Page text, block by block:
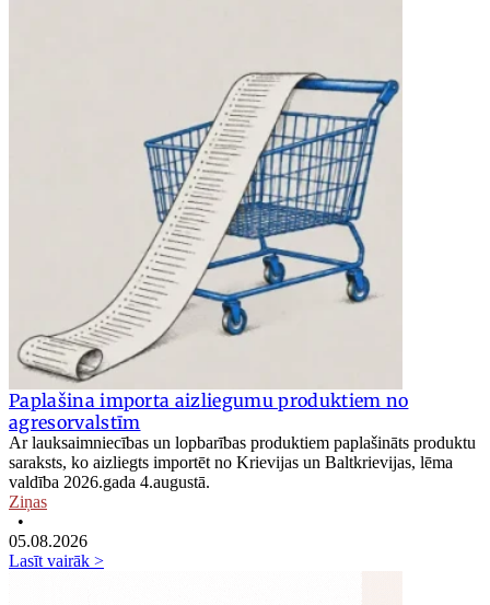
Paplašina importa aizliegumu produktiem no
agresorvalstīm
Ar lauksaimniecības un lopbarības produktiem paplašināts produktu
saraksts, ko aizliegts importēt no Krievijas un Baltkrievijas, lēma
valdība 2026.gada 4.augustā.
Ziņas
•
05.08.2026
Lasīt vairāk >